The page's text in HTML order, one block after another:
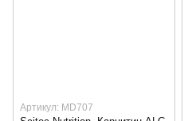
Артикул: MD707